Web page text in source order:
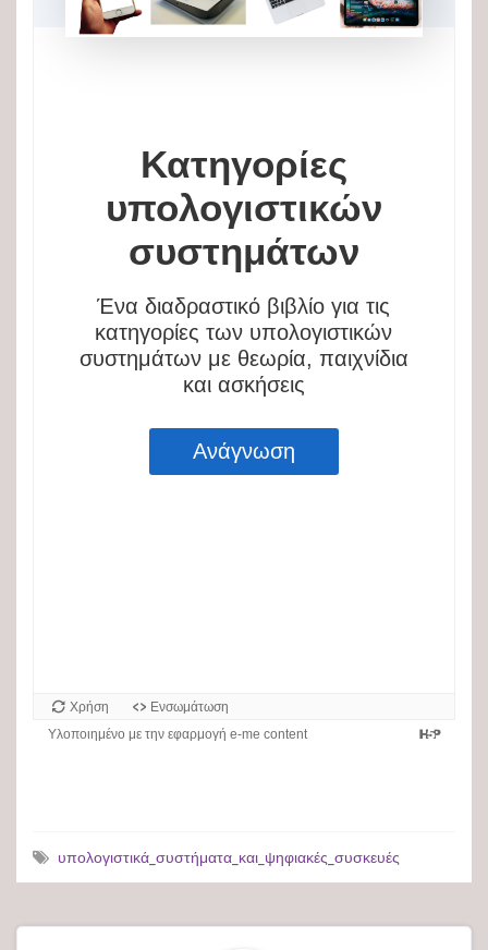
υπολογιστικά_συστήματα_και_ψηφιακές_συσκευές